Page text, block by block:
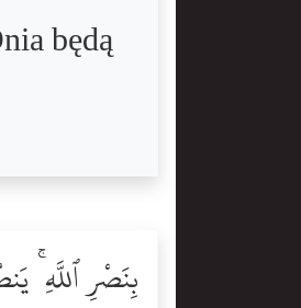
będą
بِنَصْرِ ٱللَّهِ